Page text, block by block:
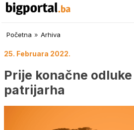
Početna » Arhiva
25. Februara 2022.
Prije konačne
patrijarha